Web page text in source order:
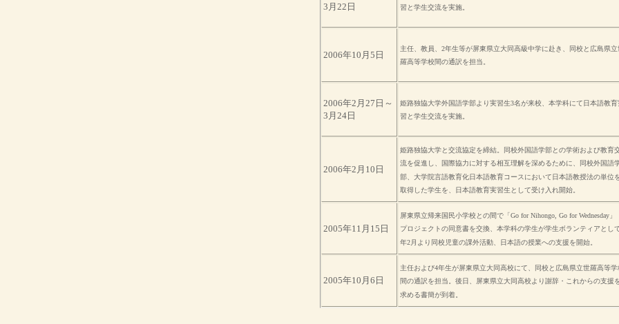
3 月 22 日
習と学生交流を実施。
2006年10 月 5 日
主任、教員、 2年生等が屏東県立大同高級中学に赴き、同校と広島県立
羅高等学校間の通訳を担当。
2006年2 月 27 日 ～
3 月 24日
姫路独協大学外国語学部より実習生3名が来校、本学科にて日本語教育
習と学生交流を実施。
2006年2 月 10 日
姫路独協大学と交流協定を締結。同校外国語学部との学術および教育
流を促進し、国際協力に対する相互理解を深めるために、同校外国語
部、大学院言語教育化日本語教育コースにおいて日本語教授法の単位
取得した学生を、日本語教育実習生として受け入れ開始。
2005年11 月 15 日
屏東県立帰来国民小学校との間で「Go for Nihongo, Go for Wednesday」
プロ ジェク トの同意書を交換、本学科の学生が学生ボランティアとして
年2月より同校児童の課外活動、日本語の授業への支援を開始。
2005年10 月 6 日
主任および4年生が屏東県立大同高校にて、同校と広島県立世羅高等学
間の通訳を担当。後日、屏東県立大同高校より謝辞・これからの支援
求める書簡が到着。